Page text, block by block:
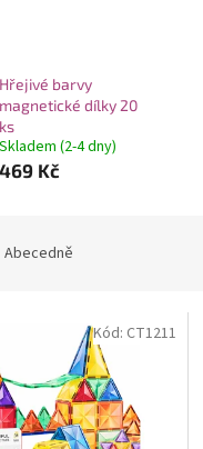
Hřejivé barvy
magnetické dílky 20
ks
Skladem (2-4 dny)
469 Kč
Abecedně
Kód: CT1211